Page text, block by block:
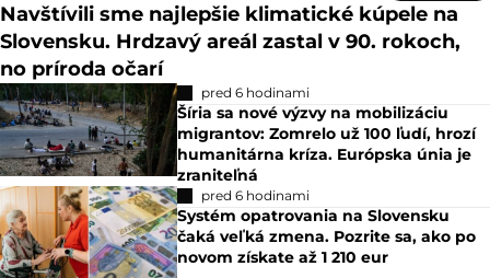
Navštívili sme najlepšie klimatické kúpele na
Slovensku. Hrdzavý areál zastal v 90. rokoch,
no príroda očarí
pred 6 hodinami
Šíria sa nové výzvy na mobilizáciu
migrantov: Zomrelo už 100 ľudí, hrozí
humanitárna kríza. Európska únia je
zraniteľná
pred 6 hodinami
Systém opatrovania na Slovensku
čaká veľká zmena. Pozrite sa, ako po
novom získate až 1 210 eur